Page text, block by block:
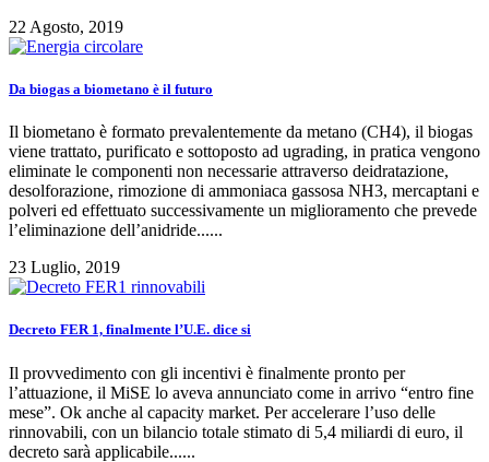
22 Agosto, 2019
Da biogas a biometano è il futuro
Il biometano è formato prevalentemente da metano (CH4), il biogas
viene trattato, purificato e sottoposto ad ugrading, in pratica vengono
eliminate le componenti non necessarie attraverso deidratazione,
desolforazione, rimozione di ammoniaca gassosa NH3, mercaptani e
polveri ed effettuato successivamente un miglioramento che prevede
l’eliminazione dell’anidride......
23 Luglio, 2019
Decreto FER 1, finalmente l’U.E. dice si
Il provvedimento con gli incentivi è finalmente pronto per
l’attuazione, il MiSE lo aveva annunciato come in arrivo “entro fine
mese”. Ok anche al capacity market. Per accelerare l’uso delle
rinnovabili, con un bilancio totale stimato di 5,4 miliardi di euro, il
decreto sarà applicabile......